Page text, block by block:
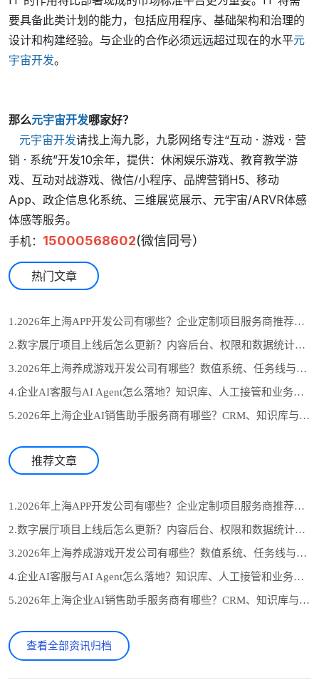
要具备此类计划的能力，包括应用程序、基础架构和治理的
设计和构建经验。与企业的合作必须远远超过现在的水平元
宇宙开发。
那么元宇宙开发哪家好？
元宇宙开发请找上海九影，九影网络专注“互动 · 游戏 · 营
销 · 系统”开发10余年，提供：休闲娱乐游戏、教育教学游
戏、互动对战游戏、微信/小程序、品牌营销H5、移动
App、政企信息化系统、三维展览展示、元宇宙/ARVR体感
体感等服务。
手机： 15000568602(微信同号）
热门文章
1.2026年上海APP开发公司有哪些？企业定制项目服务商推荐与选型参考
2.数字展厅项目上线后怎么更新？内容后台、权限和数据统计设计
3.2026年上海养成游戏开发公司有哪些？数值系统、任务线与长期运营怎么选
4.企业AI客服与AI Agent怎么落地？知识库、人工接管和业务系统对接流程
5.2026年上海企业AI销售助手服务商有哪些？CRM、知识库与自动跟进怎么选
推荐文章
1.2026年上海APP开发公司有哪些？企业定制项目服务商推荐与选型参考
2.数字展厅项目上线后怎么更新？内容后台、权限和数据统计设计
3.2026年上海养成游戏开发公司有哪些？数值系统、任务线与长期运营怎么选
4.企业AI客服与AI Agent怎么落地？知识库、人工接管和业务系统对接流程
5.2026年上海企业AI销售助手服务商有哪些？CRM、知识库与自动跟进怎么选
查看全部资讯归档